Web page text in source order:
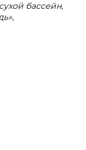
бассейн,